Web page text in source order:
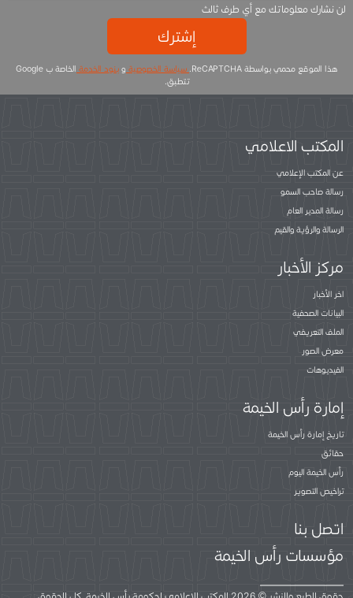
لن نشارك معلوماتك مع أي طرف ثالث
إشترك
هذا الموقع محمي بواسطة ReCAPTCHA. سياسة الخصوصية وبنود الخدمة
الخاصة ب Google
تتطبق.
المكتب الاعلامي
عن المكتب الإعلامي
رسالة صاحب السمو
رسالة المدير العام
الرسالة والرؤية والقيم
مركز الأخبار
اخر الأخبار
البيانات الصحفية
الملف التعريفي
معرض الصور
الفيديوهات
إمارة رأس الخيمة
تاريخ إمارة رأس الخيمة
حقائق
رأس الخيمة اليوم
تراخيص التصوير
اتصل بنا
مؤسسات رأس الخيمة